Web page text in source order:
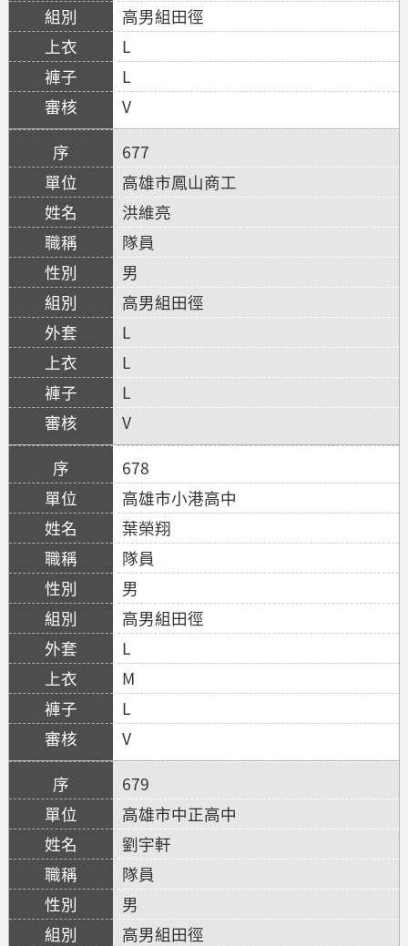
高男組田徑
L
L
V
677
高雄市鳳山商工
洪維亮
隊員
男
高男組田徑
L
L
L
V
678
高雄市小港高中
葉榮翔
隊員
男
高男組田徑
L
M
L
V
679
高雄市中正高中
劉宇軒
隊員
男
高男組田徑